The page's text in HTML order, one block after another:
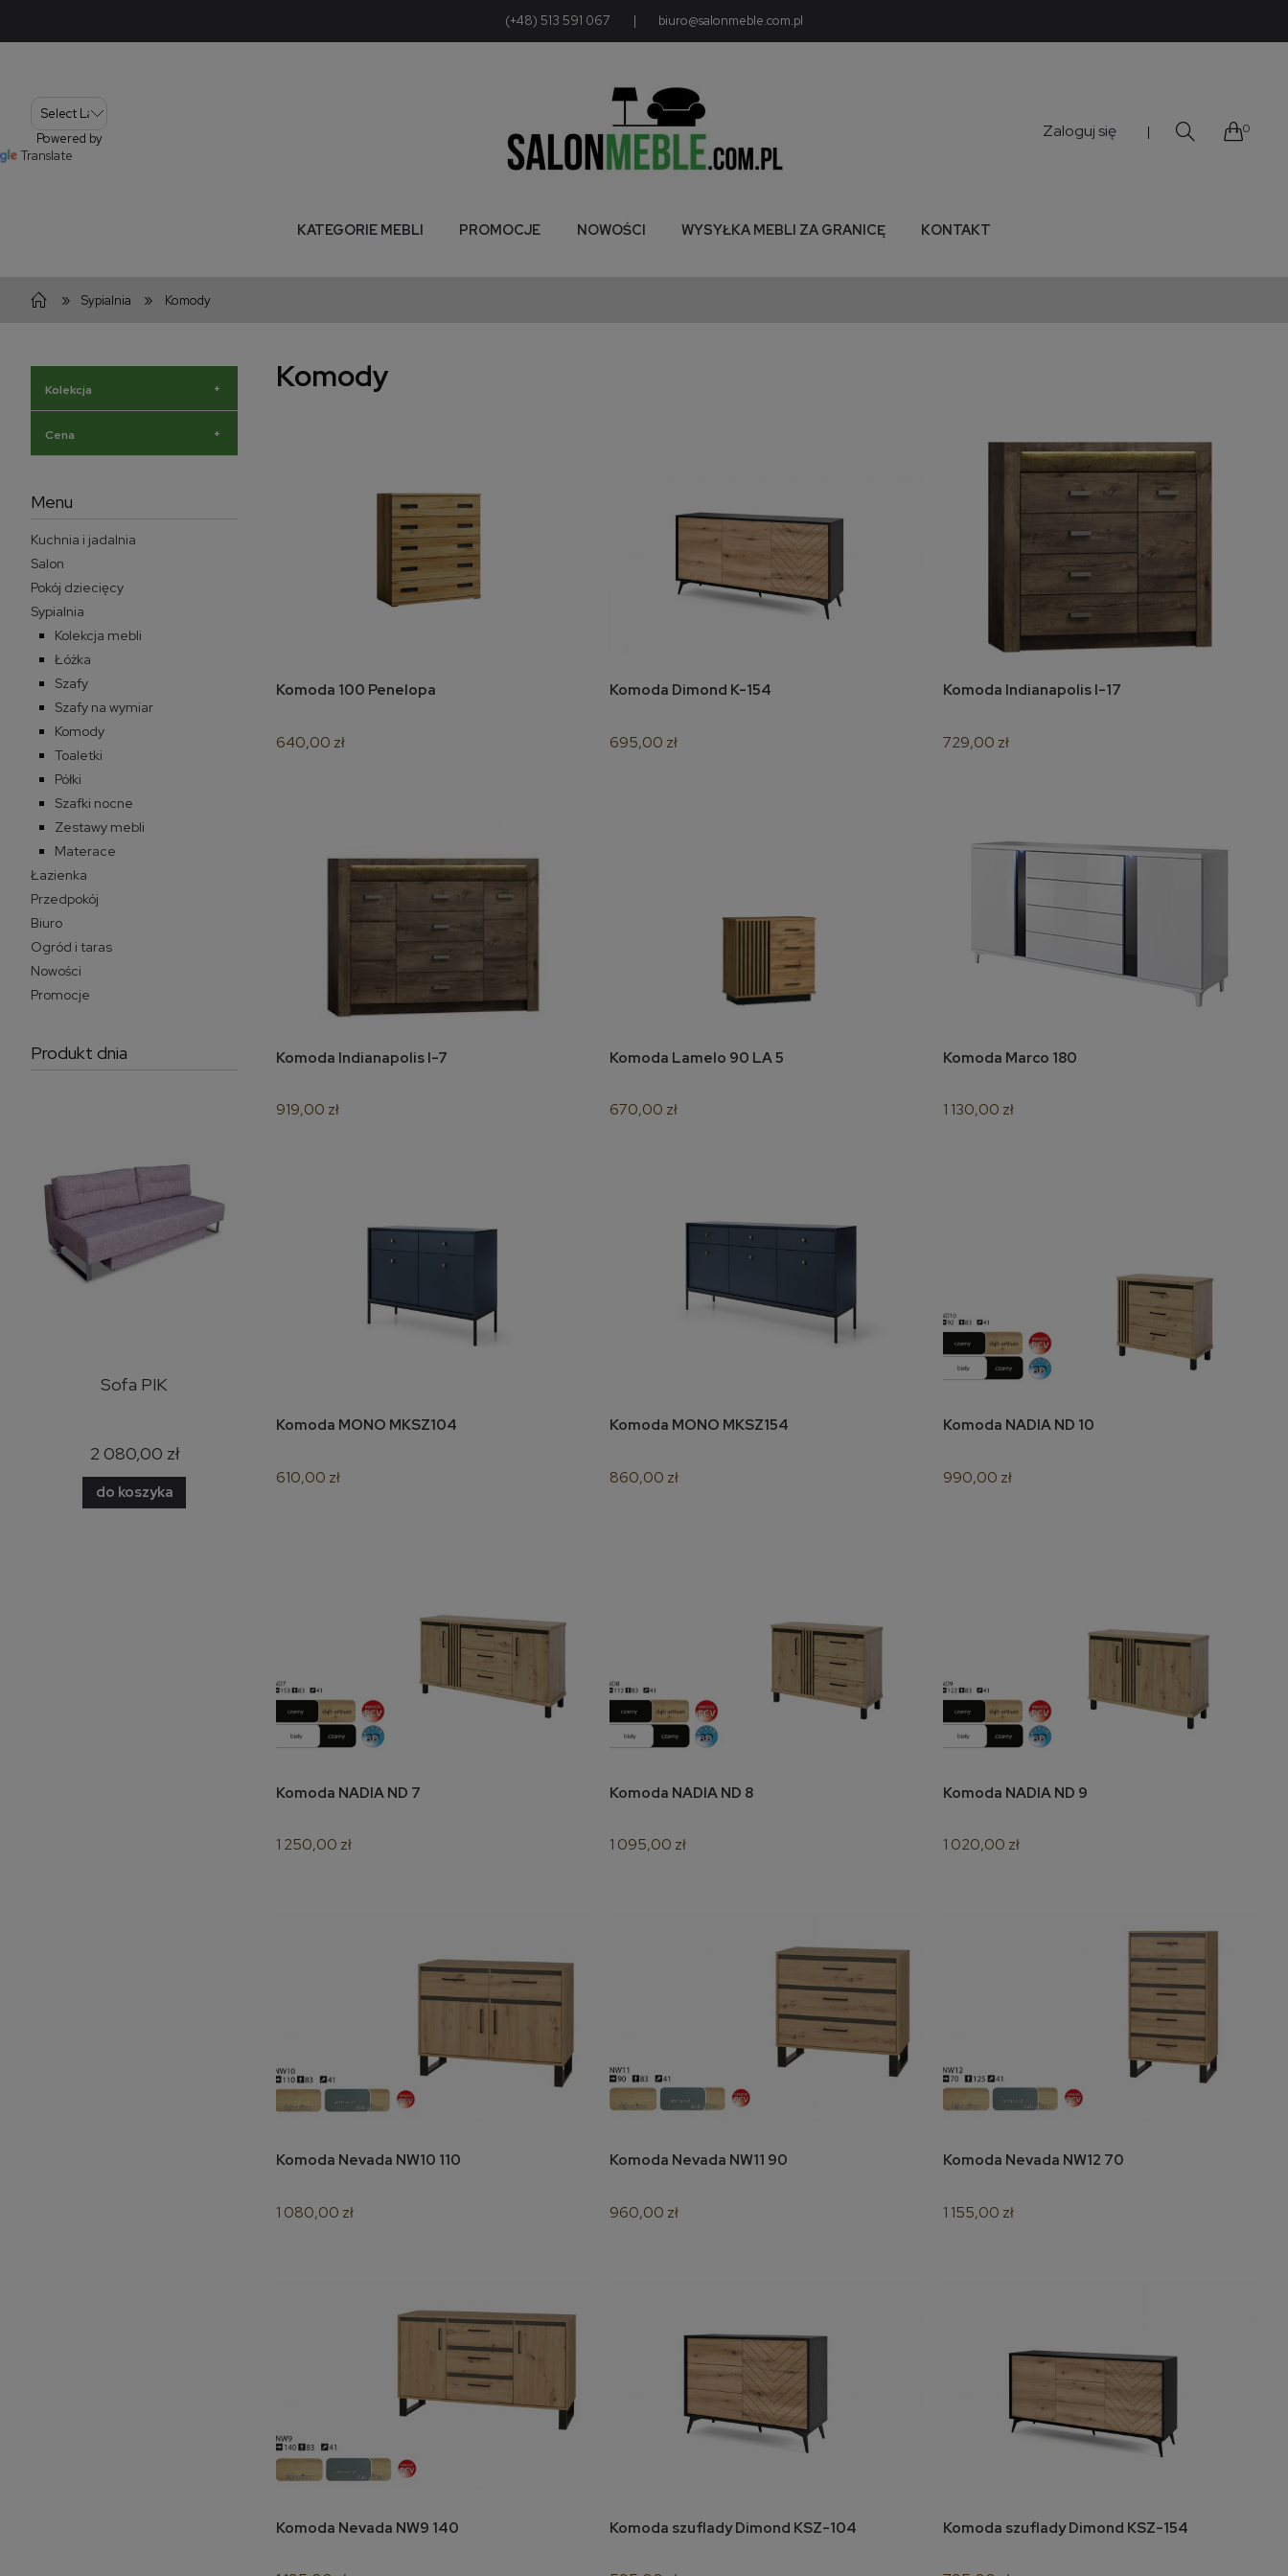
(+48) 513 591 067 | biuro@salonmeble.com.pl
Powered by
Translate
Zaloguj się | 0
KATEGORIE MEBLI PROMOCJE NOWOŚCI WYSYŁKA MEBLI ZA GRANICĘ KONTAKT
» Sypialnia » Komody
Kolekcja +
Cena +
Menu
Kuchnia i jadalnia
Salon
Pokój dziecięcy
Sypialnia
Kolekcja mebli
Łóżka
Szafy
Szafy na wymiar
Komody
Toaletki
Półki
Szafki nocne
Zestawy mebli
Materace
Łazienka
Przedpokój
Biuro
Ogród i taras
Nowości
Promocje
Produkt dnia
Sofa PIK
2 080,00 zł
do koszyka
PAGONI fotel
czarny (tkanina Bluvel #78)
(1p=1szt)
Komody
do koszyka
Komoda 100 Penelopa
640,00 zł
do koszyka
Komoda Dimond K-154
695,00 zł
do koszyka
Komoda Indianapolis I-17
729,00 zł
do koszyka
Komoda Indianapolis I-7
919,00 zł
do koszyka
Komoda Lamelo 90 LA 5
670,00 zł
do koszyka
Komoda Marco 180
1 130,00 zł
do koszyka
Komoda MONO MKSZ104
610,00 zł
do koszyka
Komoda MONO MKSZ154
860,00 zł
do koszyka
Komoda NADIA ND 10
990,00 zł
do koszyka
Komoda NADIA ND 7
1 250,00 zł
do koszyka
Komoda NADIA ND 8
1 095,00 zł
do koszyka
Komoda NADIA ND 9
1 020,00 zł
do koszyka
Komoda Nevada NW10 110
1 080,00 zł
do koszyka
Komoda Nevada NW11 90
960,00 zł
do koszyka
Komoda Nevada NW12 70
1 155,00 zł
do koszyka
Komoda Nevada NW9 140 do koszyka
Komoda szuflady Dimond KSZ-104 do koszyka
Komoda szuflady Dimond KSZ-154